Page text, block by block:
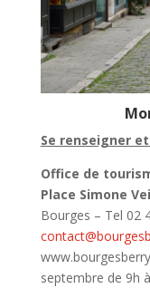
Se renseigner
Office de
Place Simone
Bourges – Tel 02
septembre de 9h